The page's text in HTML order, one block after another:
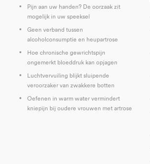
Pijn aan uw handen? De oorzaak zit
mogelijk in uw speeksel
Geen verband tussen
alcoholconsumptie en heupartrose
Hoe chronische gewrichtspijn
ongemerkt bloeddruk kan opjagen
Luchtvervuiling blijkt sluipende
veroorzaker van zwakkere botten
Oefenen in warm water vermindert
kniepijn bij oudere vrouwen met artrose